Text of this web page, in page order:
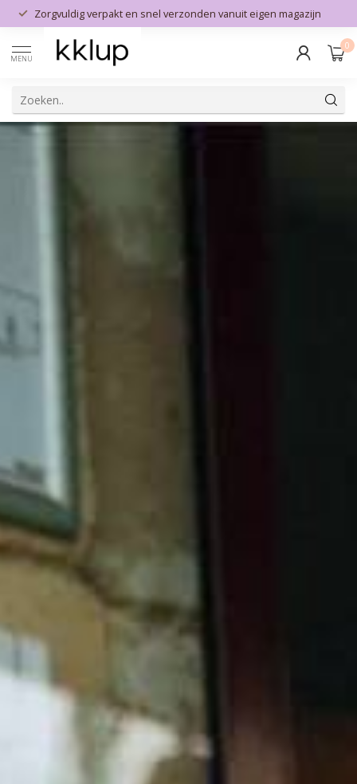
Officiële dealer van zorgvuldig geselecteerde premium merken
MENU
0